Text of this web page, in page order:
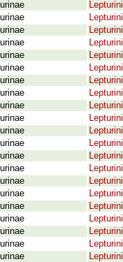
Lepturini
Lepturini
Lepturini
Lepturini
Lepturini
Lepturini
Lepturini
Lepturini
Lepturini
Lepturini
Lepturini
Lepturini
Lepturini
Lepturini
Lepturini
Lepturini
Lepturini
Lepturini
Lepturini
Lepturini
Lepturini